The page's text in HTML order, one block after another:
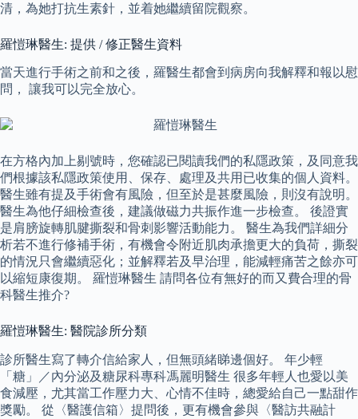
清，為她打抗生素針，並着她繼續留院觀察。
羅愷琳醫生: 提供 / 修正醫生資料
當天進行手術之前和之後，羅醫生都會到病房向我解釋和報以慰
問， 讓我可以完全放心。
在方格內加上剔號時，您確認已閱讀我們的私隱政策，及同意我
們根據該私隱政策使用、保存、處理及共用已收集的個人資料。
醫生雖有提及手術會有風險，但至於是甚麼風險，則沒有說明。
醫生為他仔細檢查後，建議做磁力共振作進一步檢查。 後證實
是肩膀旋轉肌腱撕裂和骨刺影響活動能力。 醫生為我們詳細分
析若不進行修補手術，有機會令附近肌肉承擔更大的負荷，撕裂
的情況只會繼續惡化；並解釋若及早治理，能減輕痛苦之餘亦可
以縮短康復期。 羅愷琳醫生 請問各位有無好的而又費合理的骨
科醫生推介?
羅愷琳醫生: 醫院診所分類
診所醫生寫了轉介信給家人，但無頭緒睇邊個好。 年少輕
「糖」／內分泌及糖尿科專科馮麗明醫生 很多年輕人也愛以美
食減壓，尤其當工作壓力大、心情不佳時，總愛給自己一點甜作
獎勵。 從〈醫護信箱〉提問後，更有機會參與〈醫訪共融計